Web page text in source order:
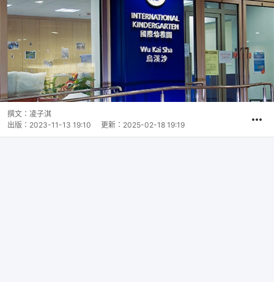
撰文： 凌子淇
出版： 2023-11-13 19:10 更新： 2025-02-18 19:19